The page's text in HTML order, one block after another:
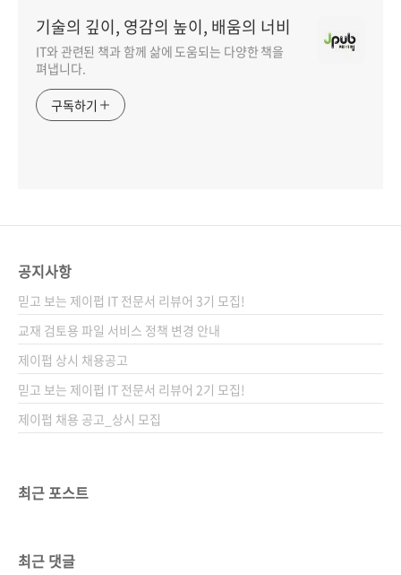
기술의 깊이, 영감의 높이, 배움의 너비
IT와 관련된 책과 함께 삶에 도움되는 다양한 책을
펴냅니다.
구독하기
공지사항
믿고 보는 제이펍 IT 전문서 리뷰어 3기 모집!
교재 검토용 파일 서비스 정책 변경 안내
제이펍 상시 채용공고
믿고 보는 제이펍 IT 전문서 리뷰어 2기 모집!
제이펍 채용 공고_상시 모집
최근 포스트
최근 댓글